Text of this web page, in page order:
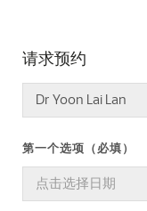
请求预约
第一个选项（必填）